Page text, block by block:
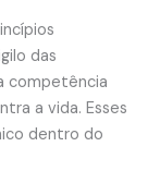
das
competência
a vida. Esses
dentro do